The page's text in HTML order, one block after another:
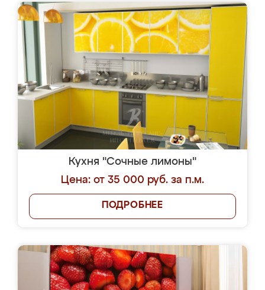
Кухня "Сочные лимоны"
Цена: от 35 000 руб. за п.м.
ПОДРОБНЕЕ